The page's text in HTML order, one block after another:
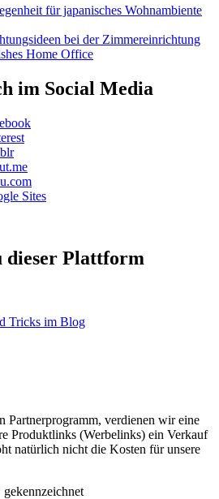
für japanisches Wohnambiente
bei der Zimmereinrichtung
Home Office
im Social Media
Sites
dieser Plattform
Tricks im Blog
Partnerprogramm, verdienen wir eine
Produktlinks (Werbelinks) ein Verkauf
natürlich nicht die Kosten für unsere